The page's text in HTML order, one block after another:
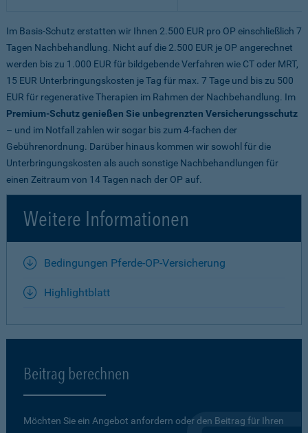
Im Basis-Schutz erstatten wir Ihnen 2.500 EUR pro OP einschließlich 7
Tagen Nachbehandlung. Nicht auf die 2.500 EUR je OP angerechnet
werden bis zu 1.000 EUR für bildgebende Verfahren wie CT oder MRT,
15 EUR Unterbringungskosten je Tag für max. 7 Tage und bis zu 500
EUR für regenerative Therapien im Rahmen der Nachbehandlung. Im
Premium-Schutz genießen Sie unbegrenzten Versicherungsschutz
– und im Notfall zahlen wir sogar bis zum 4-fachen der
Gebührenordnung. Darüber hinaus kommen wir sowohl für die
Unterbringungskosten als auch sonstige Nachbehandlungen für
einen Zeitraum von 14 Tagen nach der OP auf.
Weitere Informationen
Bedingungen Pferde-OP-Versicherung
Highlightblatt
Beitrag berechnen
Möchten Sie ein Angebot anfordern oder den Beitrag für Ihren